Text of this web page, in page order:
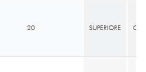
20 SUPERIORE